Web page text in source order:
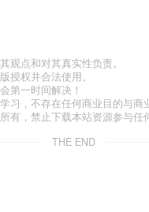
观点和对其真实性负责。
授权并合法使用。
第一时间解决！
，不存在任何商业目的与商
有，禁止下载本站资源参与
THE END